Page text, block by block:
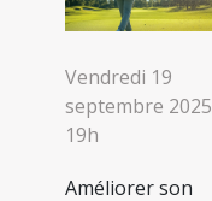
Vendredi 19
septembre 2025
19h
Améliorer son